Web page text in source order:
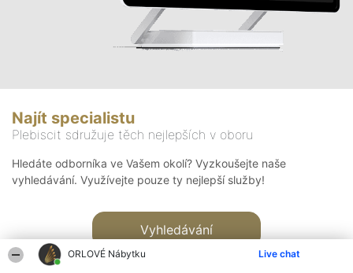
ORLOVÉ Nábytku Live chat
Najít specialistu
Plebiscit sdružuje těch nejlepších v oboru
Hledáte odborníka ve Vašem okolí? Vyzkoušejte naše
vyhledávání. Využívejte pouze ty nejlepší služby!
Vyhledávání